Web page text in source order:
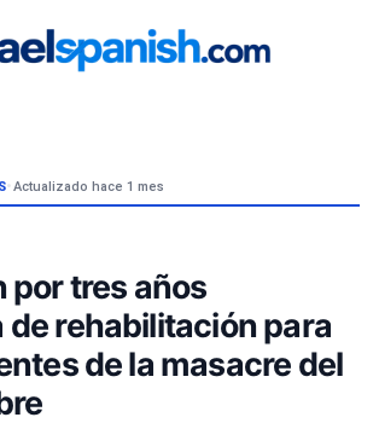
• Actualizado hace 1 mes
por tres años
de rehabilitación para
de la masacre del